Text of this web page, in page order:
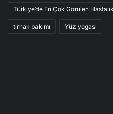
Türkiye’de En Çok Görülen
tırnak bakımı Yüz yogası